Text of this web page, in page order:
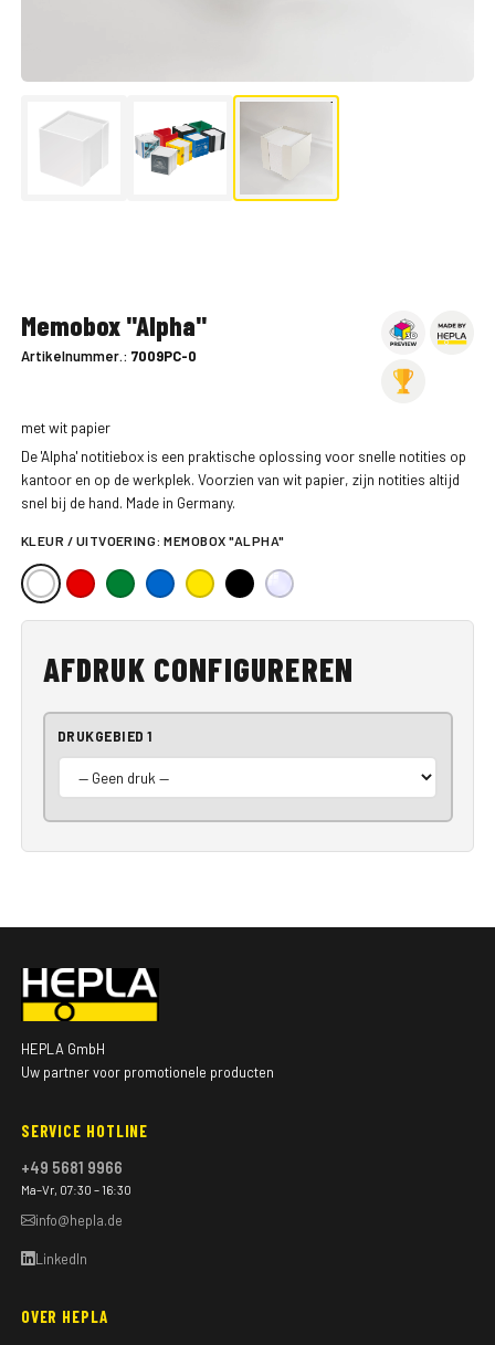
Memobox "Alpha"
Artikelnummer.: 7009PC-0
met wit papier
De 'Alpha' notitiebox is een praktische oplossing voor snelle notities op
kantoor en op de werkplek. Voorzien van wit papier, zijn notities altijd
snel bij de hand. Made in Germany.
KLEUR / UITVOERING:MEMOBOX "ALPHA"
AFDRUK CONFIGUREREN
DRUKGEBIED 1
HEPLA GmbH
Uw partner voor promotionele producten
SERVICE HOTLINE
+49 5681 9966
Ma–Vr, 07:30 – 16:30
info@hepla.de
LinkedIn
OVER HEPLA